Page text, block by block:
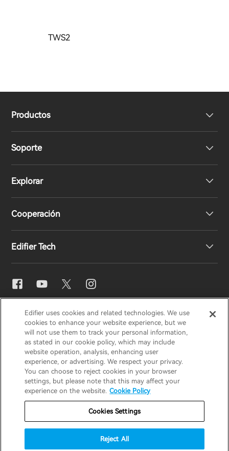
TWS2
Productos
Altavoces
Soporte
Soporte del producto
Declaración de conformidad de la UE
Explorar
Nuestra historia
Cooperación
Conviértase en distribuidor
Edifier Tech
Ajuste de ecualizador
Snapdragon Sound™
Streaming de música
EDIFIER AIRPULSESTAXHECATE
Aviso de privacidadAviso de cookies
Política de garantía
Términos de uso
No vender mi información
Seguridad
España / Español
Edifier uses cookies and related technologies. We use
cookies to enhance your website experience, but we
will not use them to track your personal information,
as stated in our cookie policy, which may include
website operation, analysis, enhancing user
experience, or advertising. We respect your privacy.
You can choose to reject cookies in your browser
settings, but please note that this may affect your
experience on the website. Cookie Policy
Cookies Settings
Reject All